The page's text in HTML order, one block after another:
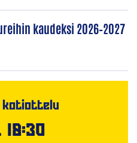
kaudeksi 2026–2027
kotiottelu
18:30